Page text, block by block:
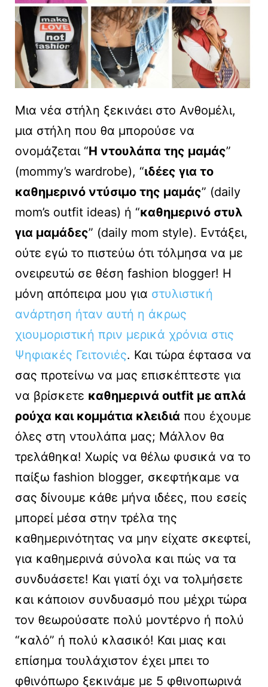
Μια νέα στήλη ξεκινάει στο Ανθομέλι,
μια στήλη που θα μπορούσε να
ονομάζεται “H ντουλάπα της μαμάς”
(mommy’s wardrobe), “ιδέες για το
καθημερινό ντύσιμο της μαμάς” (daily
mom’s outfit ideas) ή “καθημερινό στυλ
για μαμάδες” (daily mom style). Εντάξει,
ούτε εγώ το πιστεύω ότι τόλμησα να με
ονειρευτώ σε θέση fashion blogger! Η
μόνη απόπειρα μου για στυλιστική
ανάρτηση ήταν αυτή η άκρως
χιουμοριστική πριν μερικά χρόνια στις
Ψηφιακές Γειτονιές. Και τώρα έφτασα να
σας προτείνω να μας επισκέπτεστε για
να βρίσκετε καθημερινά outfit με απλά
ρούχα και κομμάτια κλειδιά που έχουμε
όλες στη ντουλάπα μας; Μάλλον θα
τρελάθηκα! Χωρίς να θέλω φυσικά να το
παίξω fashion blogger, σκεφτήκαμε να
σας δίνουμε κάθε μήνα ιδέες, που εσείς
μπορεί μέσα στην τρέλα της
καθημερινότητας να μην είχατε σκεφτεί,
για καθημερινά σύνολα και πώς να τα
συνδυάσετε! Και γιατί όχι να τολμήσετε
και κάποιον συνδυασμό που μέχρι τώρα
τον θεωρούσατε πολύ μοντέρνο ή πολύ
“καλό” ή πολύ κλασικό! Και μιας και
επίσημα τουλάχιστον έχει μπει το
φθινόπωρο ξεκινάμε με 5 φθινοπωρινά